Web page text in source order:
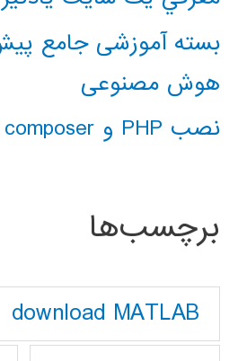
بسته آموزشی جامع
هوش مصنوعی
نصب PHP و composer در ویندوز 10
برچسب‌ها
download MATLAB